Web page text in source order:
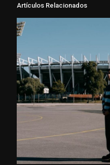
Artículos Relacionados